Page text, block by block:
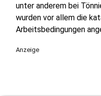
unter anderem bei
wurden vor allem die
Arbeitsbedingungen
Anzeige